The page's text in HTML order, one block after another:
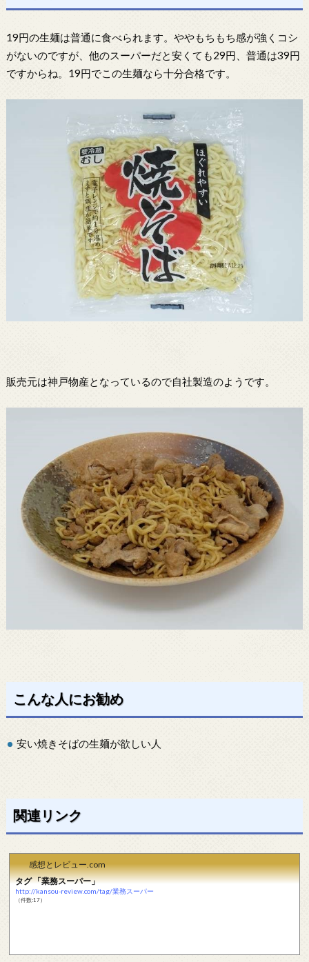
19円の生麺は普通に食べられます。ややもちもち感が強くコシ
がないのですが、他のスーパーだと安くても29円、普通は39円
ですからね。19円でこの生麺なら十分合格です。
販売元は神戸物産となっているので自社製造のようです。
こんな人にお勧め
安い焼きそばの生麺が欲しい人
関連リンク
感想とレビュー.com
タグ 「業務スーパー」
http://kansou-review.com/tag/業務スーパー
（件数:17）